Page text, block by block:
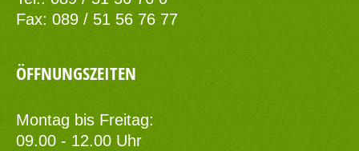
Fax: 089 / 51 56 76 77
ÖFFNUNGSZEITEN
Montag bis Freitag:
09.00 - 12.00 Uhr